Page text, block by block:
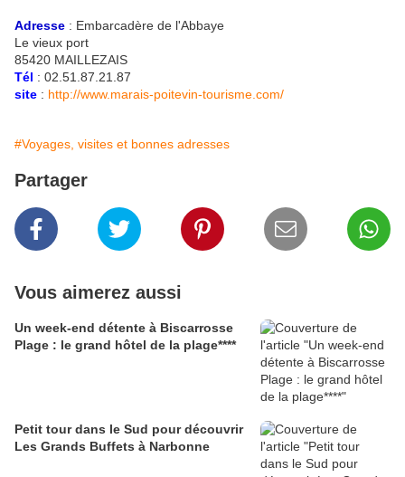
Adresse : Embarcadère de l'Abbaye
Le vieux port
85420 MAILLEZAIS
Tél : 02.51.87.21.87
site : http://www.marais-poitevin-tourisme.com/
#Voyages, visites et bonnes adresses
Partager
Vous aimerez aussi
Un week-end détente à Biscarrosse
Plage : le grand hôtel de la plage****
Petit tour dans le Sud pour découvrir
Les Grands Buffets à Narbonne